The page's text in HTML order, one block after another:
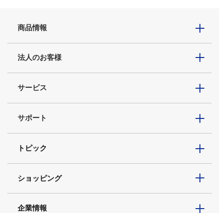
商品情報
法人のお客様
サービス
サポート
トピック
ショッピング
企業情報